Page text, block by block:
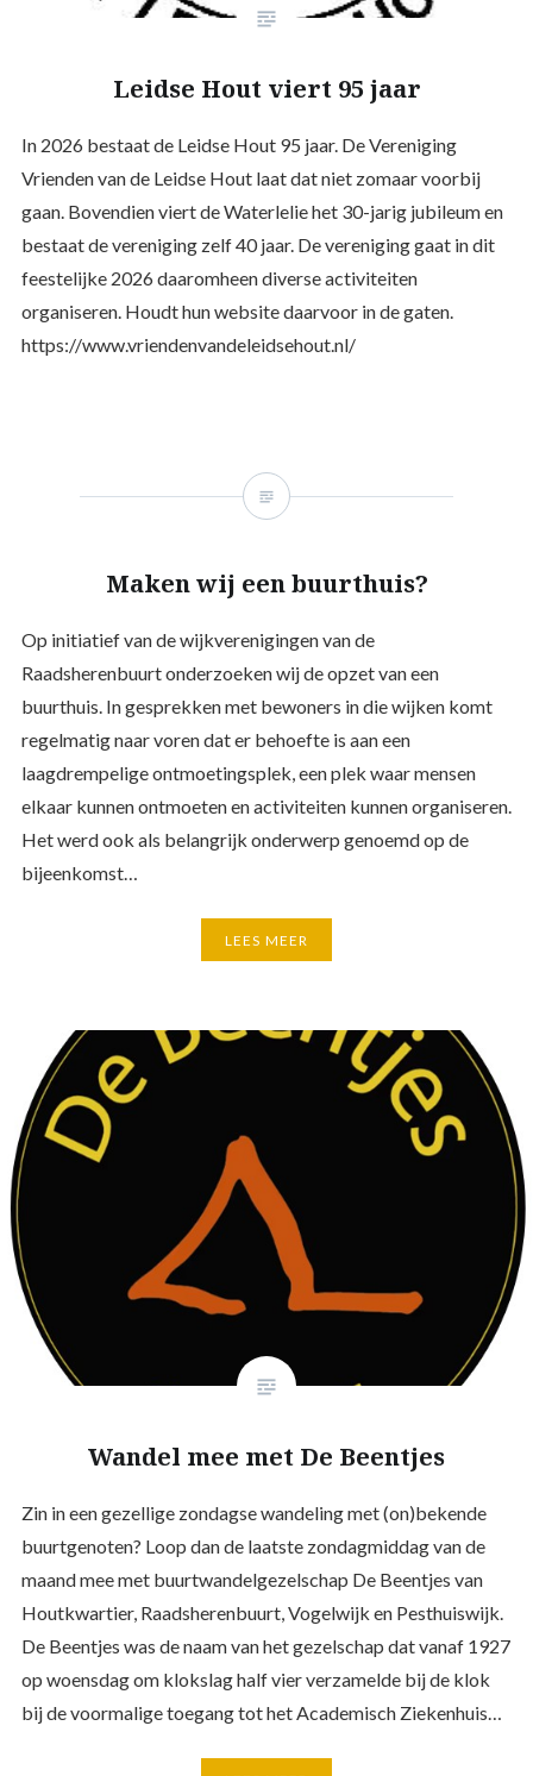
Leidse Hout viert 95 jaar
In 2026 bestaat de Leidse Hout 95 jaar. De Vereniging
Vrienden van de Leidse Hout laat dat niet zomaar voorbij
gaan. Bovendien viert de Waterlelie het 30-jarig jubileum en
bestaat de vereniging zelf 40 jaar. De vereniging gaat in dit
feestelijke 2026 daaromheen diverse activiteiten
organiseren. Houdt hun website daarvoor in de gaten.
https://www.vriendenvandeleidsehout.nl/
Maken wij een buurthuis?
Op initiatief van de wijkverenigingen van de
Raadsherenbuurt onderzoeken wij de opzet van een
buurthuis. In gesprekken met bewoners in die wijken komt
regelmatig naar voren dat er behoefte is aan een
laagdrempelige ontmoetingsplek, een plek waar mensen
elkaar kunnen ontmoeten en activiteiten kunnen organiseren.
Het werd ook als belangrijk onderwerp genoemd op de
bijeenkomst…
LEES MEER
Wandel mee met De Beentjes
Zin in een gezellige zondagse wandeling met (on)bekende
buurtgenoten? Loop dan de laatste zondagmiddag van de
maand mee met buurtwandelgezelschap De Beentjes van
Houtkwartier, Raadsherenbuurt, Vogelwijk en Pesthuiswijk.
De Beentjes was de naam van het gezelschap dat vanaf 1927
op woensdag om klokslag half vier verzamelde bij de klok
bij de voormalige toegang tot het Academisch Ziekenhuis…